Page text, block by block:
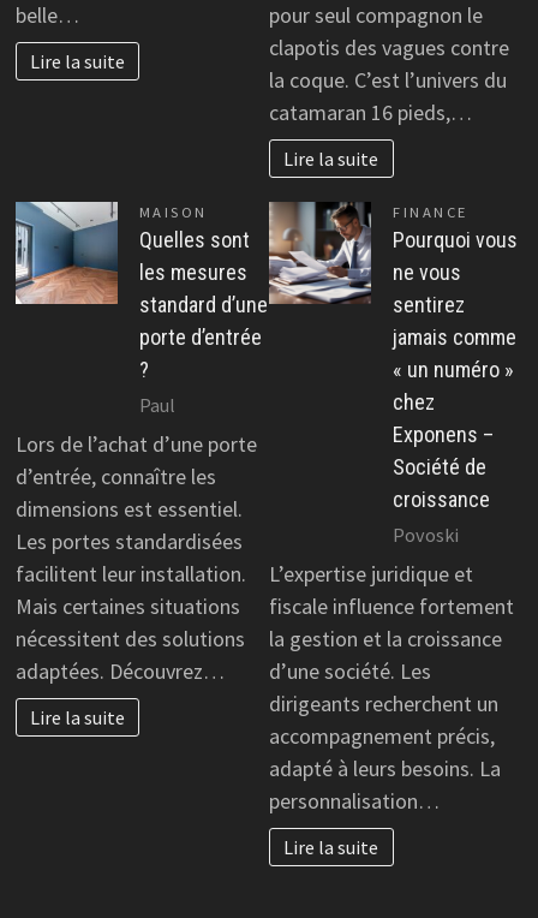
belle…
Lire la suite
pour seul compagnon le
clapotis des vagues contre
la coque. C’est l’univers du
catamaran 16 pieds,…
Lire la suite
MAISON
Quelles sont
les mesures
standard d’une
porte d’entrée
?
Paul
Lors de l’achat d’une porte
d’entrée, connaître les
dimensions est essentiel.
Les portes standardisées
facilitent leur installation.
Mais certaines situations
nécessitent des solutions
adaptées. Découvrez…
Lire la suite
FINANCE
Pourquoi vous
ne vous
sentirez
jamais comme
« un numéro »
chez
Exponens –
Société de
croissance
Povoski
L’expertise juridique et
fiscale influence fortement
la gestion et la croissance
d’une société. Les
dirigeants recherchent un
accompagnement précis,
adapté à leurs besoins. La
personnalisation…
Lire la suite